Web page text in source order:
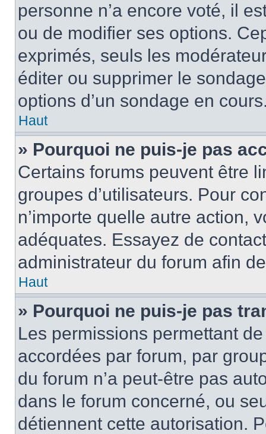
personne n’a encore voté, il
ou de modifier ses options.
exprimés, seuls les
éditer ou supprimer le
options d’un sondage en
Haut
» Pourquoi ne puis-je pas
Certains forums peuvent être
groupes d’utilisateurs. Pour
n’importe quelle autre action,
adéquates. Essayez de
administrateur du forum afin
Haut
» Pourquoi ne puis-je pas
Les permissions permettant
accordées par forum, par
du forum n’a peut-être pas
dans le forum concerné, ou
détiennent cette autorisation.